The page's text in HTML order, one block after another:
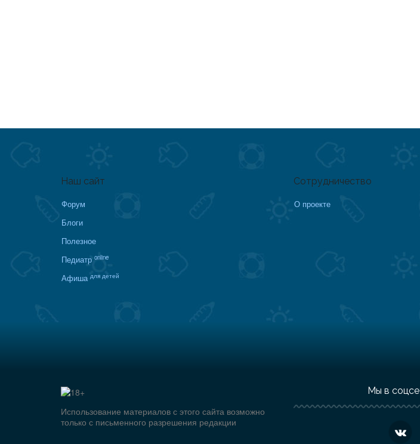
Наш сайт
Форум
Блоги
Полезное
Педиатр online
Афиша для детей
Сотрудничество
О проекте
Использование материалов с этого сайта возможно
только с письменного разрешения редакции
Мы в